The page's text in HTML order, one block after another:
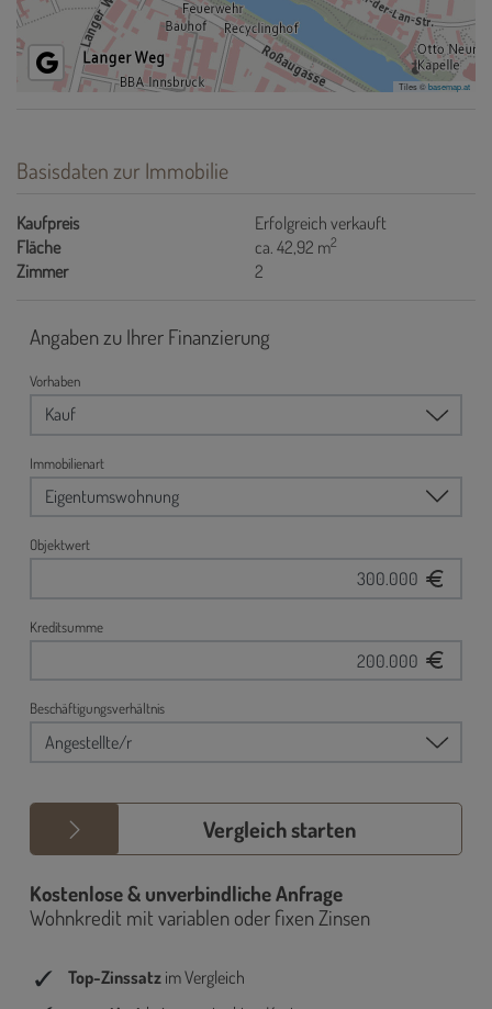
Tiles ©basemap.at
Basisdaten zur Immobilie
Kaufpreis
Erfolgreich verkauft
Fläche
ca. 42,92 m2
Zimmer 2